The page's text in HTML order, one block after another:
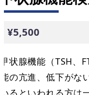
¥5,500
甲状腺機能（TSH、
能の亢進、低下がな